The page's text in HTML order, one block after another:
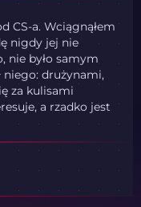
CS-a. Wciągnąłem
nigdy jej nie
nie było samym
niego: drużynami,
za kulisami
a rzadko jest